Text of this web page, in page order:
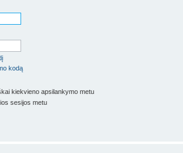
kodą
kiekvieno apsilankymo metu
sesijos metu